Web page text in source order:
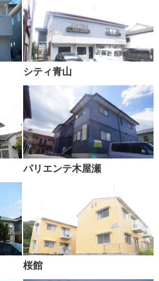
シティ青山
パリエンテ木屋瀬
桜館